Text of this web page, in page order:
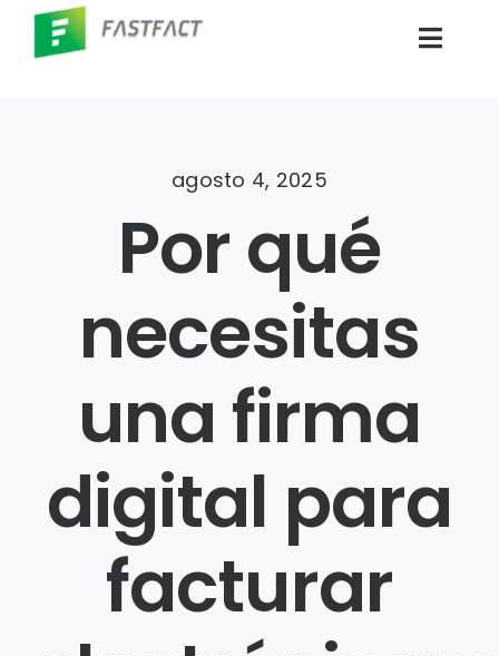
Skip
Productos
Empresas
Blog
Contáctenos
Portal Clientes
agosto 4, 2025
Por qué
necesitas
una firma
digital para
facturar